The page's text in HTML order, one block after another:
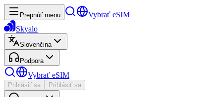
Prepnúť menu
Vybrať eSIM
Skyalo
Slovenčina
Podpora
Vybrať eSIM
Prihlásiť sa Prihlásiť sa